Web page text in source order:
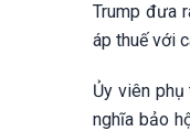
Trump đưa
áp thuế với
Ủy viên
nghĩa bảo